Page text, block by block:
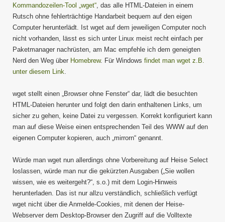
Kommandozeilen-Tool „wget“, das alle HTML-Dateien in einem
Rutsch ohne fehlerträchtige Handarbeit bequem auf den eigen
Computer herunterlädt. Ist wget auf dem jeweiligen Computer noch
nicht vorhanden, lässt es sich unter Linux meist recht einfach per
Paketmanager nachrüsten, am Mac empfehle ich dem geneigten
Nerd den Weg über Homebrew. Für Windows findet man wget z.B.
unter diesem Link.
wget stellt einen „Browser ohne Fenster“ dar, lädt die besuchten
HTML-Dateien herunter und folgt den darin enthaltenen Links, um
sicher zu gehen, keine Datei zu vergessen. Korrekt konfiguriert kann
man auf diese Weise einen entsprechenden Teil des WWW auf den
eigenen Computer kopieren, auch „mirrorn“ genannt.
Würde man wget nun allerdings ohne Vorbereitung auf Heise Select
loslassen, würde man nur die gekürzten Ausgaben („Sie wollen
wissen, wie es weitergeht?“, s.o.) mit dem Login-Hinweis
herunterladen. Das ist nur allzu verständlich, schließlich verfügt
wget nicht über die Anmelde-Cookies, mit denen der Heise-
Webserver dem Desktop-Browser den Zugriff auf die Volltexte